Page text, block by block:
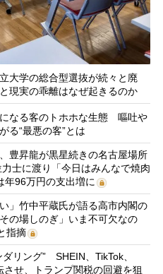
大学の総合型選抜が続々と廃
現実の乖離はなぜ起きるのか
なる客のトホホな生態 嘔吐や
る“最悪の客”とは
豊昇龍が黒星続きの名古屋場所
士に渡り「今日はみんなで焼肉
96万円の支出増に
」竹中平蔵氏が語る高市内閣の
の場しのぎ」いま不可欠なの
指摘
リング” SHEIN、TikTok、
せ、トランプ関税の回避を狙